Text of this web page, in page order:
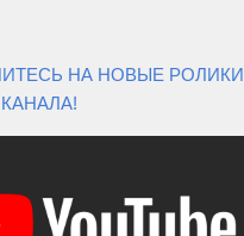
НА НОВЫЕ РОЛИКИ